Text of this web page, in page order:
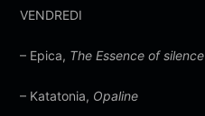
VENDREDI
– Epica, The Essence of silence
– Katatonia, Opaline